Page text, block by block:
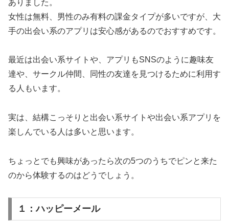
ありました。
女性は無料、男性のみ有料の課金タイプが多いですが、大
手の出会い系のアプリは安心感があるのでおすすめです。
最近は出会い系サイトや、アプリもSNSのように趣味友
達や、サークル仲間、同性の友達を見つけるために利用す
る人もいます。
実は、結構こっそりと出会い系サイトや出会い系アプリを
楽しんでいる人は多いと思います。
ちょっとでも興味があったら次の5つのうちでピンと来た
のから体験するのはどうでしょう。
１：ハッピーメール